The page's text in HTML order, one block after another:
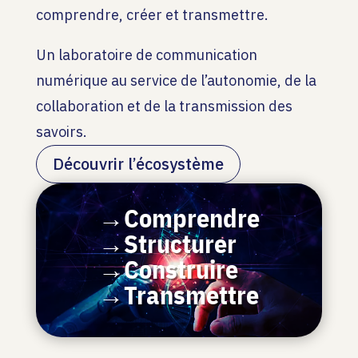
comprendre, créer et transmettre.
Un laboratoire de communication
numérique au service de l’autonomie, de la
collaboration et de la transmission des
savoirs.
Découvrir l’écosystème
→Comprendre
→Structurer
→Construire
→Transmettre